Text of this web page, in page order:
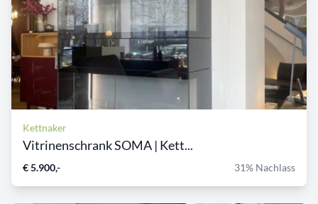
Kettnaker
Vitrinenschrank SOMA | Kett...
€ 5.900,- 31% Nachlass